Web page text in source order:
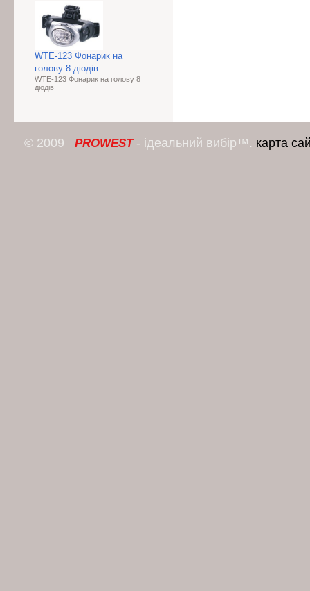
WTE-123 Фонарик на
голову 8 діодів
WTE-123 Фонарик на голову 8
діодів
© 2009 PROWEST- ідеальний вибір™. карта